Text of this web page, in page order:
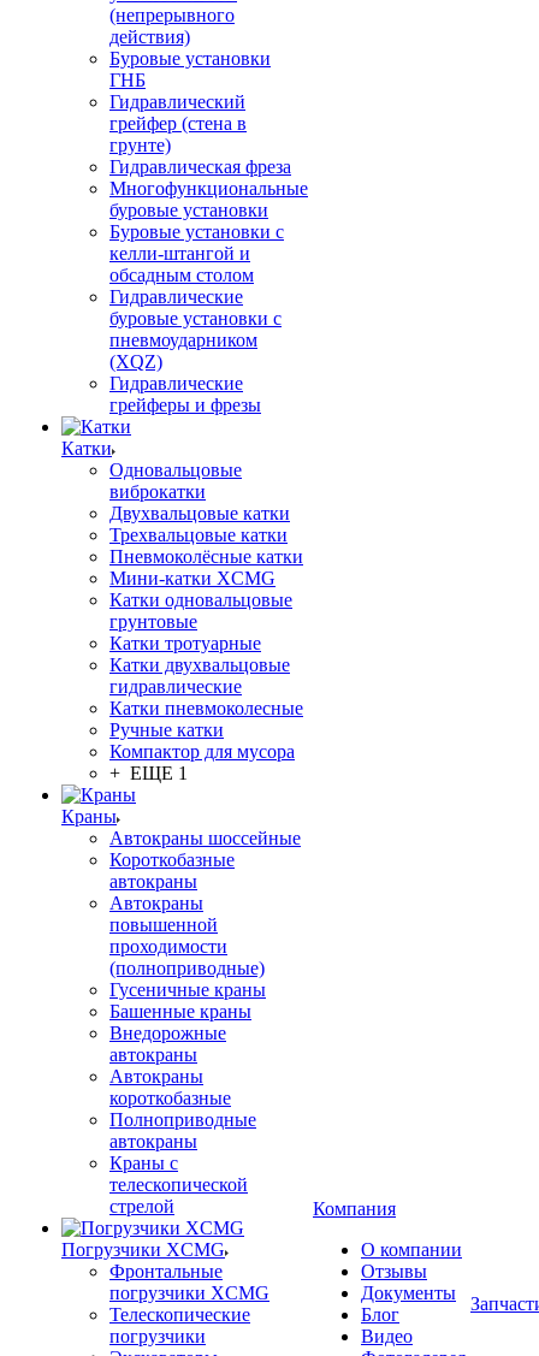
(непрерывного
действия)
Буровые установки
ГНБ
Гидравлический
грейфер (стена в
грунте)
Гидравлическая фреза
Многофункциональные
буровые установки
Буровые установки с
келли-штангой и
обсадным столом
Гидравлические
буровые установки с
пневмоударником
(XQZ)
Гидравлические
грейферы и фрезы
Катки
Одновальцовые
виброкатки
Двухвальцовые катки
Трехвальцовые катки
Пневмоколёсные катки
Мини-катки XCMG
Катки одновальцовые
грунтовые
Катки тротуарные
Катки двухвальцовые
гидравлические
Катки пневмоколесные
Ручные катки
Компактор для мусора
+ ЕЩЕ 1
Краны
Автокраны шоссейные
Короткобазные
автокраны
Автокраны
повышенной
проходимости
(полноприводные)
Гусеничные краны
Башенные краны
Внедорожные
автокраны
Автокраны
короткобазные
Полноприводные
автокраны
Краны с
телескопической
стрелой
Погрузчики XCMG
Фронтальные
погрузчики XCMG
Телескопические
погрузчики
Компания
О компании
Отзывы
Документы
Блог
Видео